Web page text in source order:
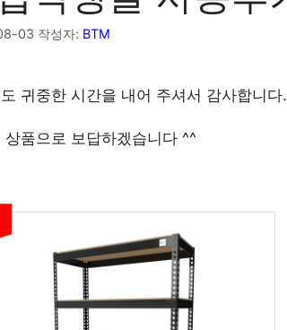
03 작성자: BTM
귀중한 시간을 내어 주셔서 감사합니다.
상품으로 보답하겠습니다 ^^